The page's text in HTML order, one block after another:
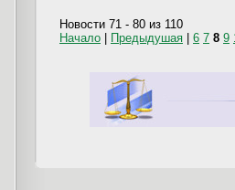
Новости 71 - 80 из 110
Начало
Предыдушая 6 7 8 9